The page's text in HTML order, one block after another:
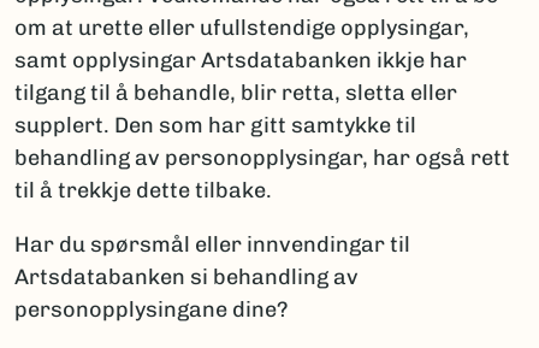
om at urette eller ufullstendige opplysingar,
samt opplysingar Artsdatabanken ikkje har
tilgang til å behandle, blir retta, sletta eller
supplert. Den som har gitt samtykke til
behandling av personopplysingar, har også rett
til å trekkje dette tilbake.
Har du spørsmål eller innvendingar til
Artsdatabanken si behandling av
personopplysingane dine?